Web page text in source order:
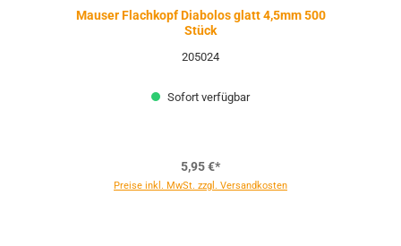
Mauser Flachkopf Diabolos glatt 4,5mm 500
Stück
205024
Sofort verfügbar
5,95 €*
Preise inkl. MwSt. zzgl. Versandkosten